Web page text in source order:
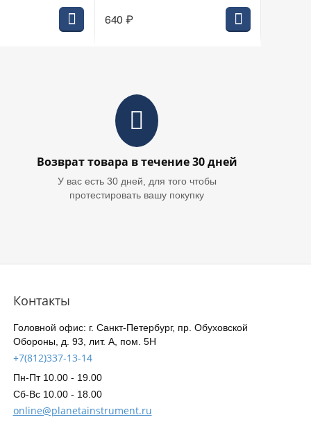
640 ₽
Возврат товара в течение 30 дней
У вас есть 30 дней, для того чтобы
протестировать вашу покупку
Контакты
Головной офис: г. Санкт-Петербург, пр. Обуховской
Обороны, д. 93, лит. А, пом. 5Н
+7(812)337-13-14
Пн-Пт 10.00 - 19.00
Сб-Вс 10.00 - 18.00
online@planetainstrument.ru